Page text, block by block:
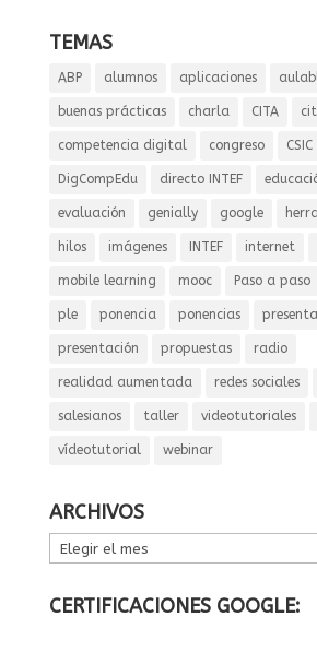
TEMAS
ABP alumnos aplicaciones
buenas prácticas charla CITA
competencia digital congreso CSIC
DigCompEdu directo INTEF
evaluación genially google
hilos imágenes INTEF internet
mobile learning mooc Paso a paso
ple ponencia ponencias
presentación propuestas radio
realidad aumentada redes sociales
salesianos taller videotutoriales
vídeotutorial webinar
ARCHIVOS
ARCHIVOS
CERTIFICACIONES GOOGLE: